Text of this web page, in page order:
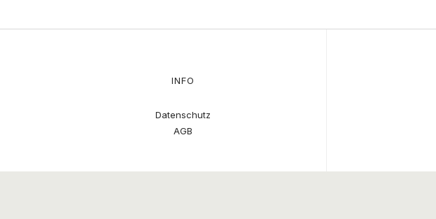
INFO
Datenschutz
AGB